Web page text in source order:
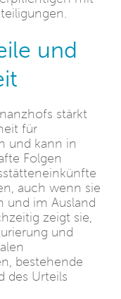
und
stärkt
für
und kann in
Folgen
auch wenn sie
und im Ausland
zeigt sie,
und
bestehende
des Urteils